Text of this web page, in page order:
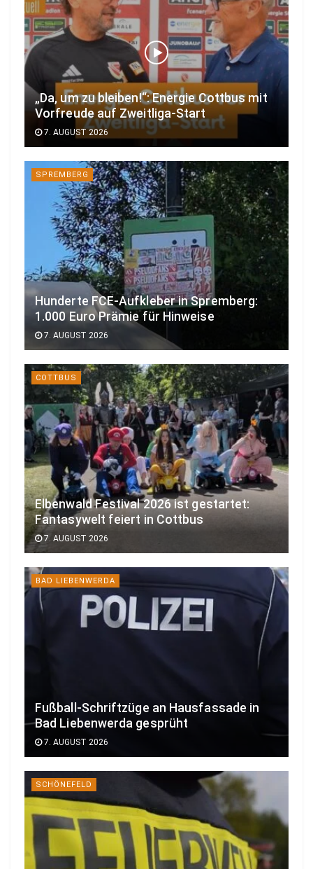
„Da, um zu bleiben!“: Energie Cottbus mit
Vorfreude auf Zweitliga-Start
7. AUGUST 2026
SPREMBERG
Hunderte FCE-Aufkleber in Spremberg:
1.000 Euro Prämie für Hinweise
7. AUGUST 2026
COTTBUS
Elbenwald Festival 2026 ist gestartet:
Fantasywelt feiert in Cottbus
7. AUGUST 2026
BAD LIEBENWERDA
Fußball-Schriftzüge an Hausfassade in
Bad Liebenwerda gesprüht
7. AUGUST 2026
SCHÖNEFELD